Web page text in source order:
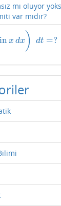
mı oluyor
var mıdır?
x dx ) dt =?
xdx )dt= ?